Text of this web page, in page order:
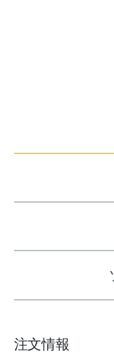
注文情報